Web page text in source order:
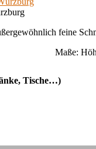
feine
Maße:
Tische…)